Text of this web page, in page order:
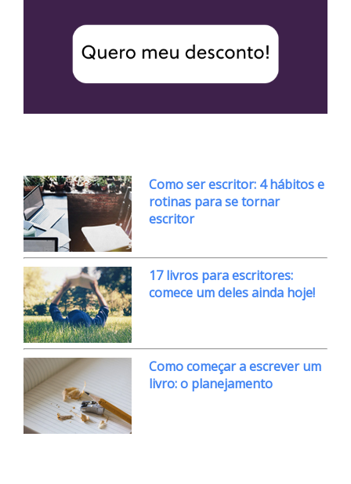
Como ser escritor: 4 hábitos e
rotinas para se tornar
escritor
17 livros para escritores:
comece um deles ainda hoje!
Como começar a escrever um
livro: o planejamento